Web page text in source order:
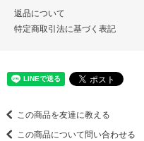
返品について
特定商取引法に基づく表記
この商品を友達に教える
この商品について問い合わせる